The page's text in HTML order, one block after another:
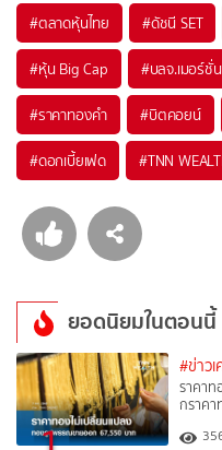
#ตลาดหุ้นไทย #ดัชนี SET
#หุ้น Big Cap #บลจ.เมอร์ชั่
#ราคาทองคำ #บิตคอยน์
#ดอกเบี้ยเฟด #TNN
ยอดนิยมในตอนนี้
#ข่าว
ราคา
กราคา